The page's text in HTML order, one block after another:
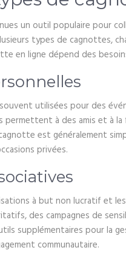
un outil populaire pour
types de cagnottes,
en ligne dépend des
utilisées pour des
permettent à des amis et à
est généralement
privées.
à but non lucratif et
des campagnes de
supplémentaires pour la
communautaire.